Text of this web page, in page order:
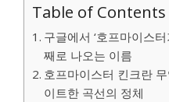
Table of Contents
구글에서 ‘호프마이스
째로 나오는 이름
호프마이스터 킨크란
이트한 곡선의 정체